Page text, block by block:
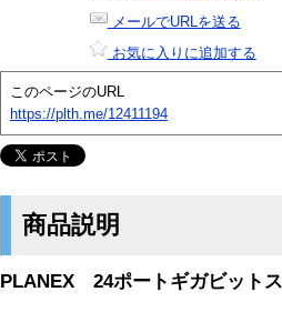
メールでURLを送る
お気に入りに追加する
このページのURL
https://plth.me/12411194
商品説明
PLANEX 24ポートギガビット